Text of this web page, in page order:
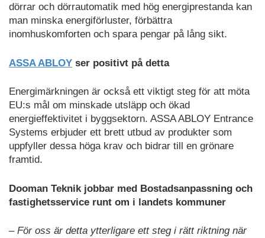
dörrar och dörrautomatik med hög energiprestanda kan
man minska energiförluster, förbättra
inomhuskomforten och spara pengar på lång sikt.
ASSA ABLOY ser positivt på detta
Energimärkningen är också ett viktigt steg för att möta
EU:s mål om minskade utsläpp och ökad
energieffektivitet i byggsektorn. ASSA ABLOY Entrance
Systems erbjuder ett brett utbud av produkter som
uppfyller dessa höga krav och bidrar till en grönare
framtid.
Dooman Teknik jobbar med Bostadsanpassning och
fastighetsservice runt om i landets kommuner
– För oss är detta ytterligare ett steg i rätt riktning när